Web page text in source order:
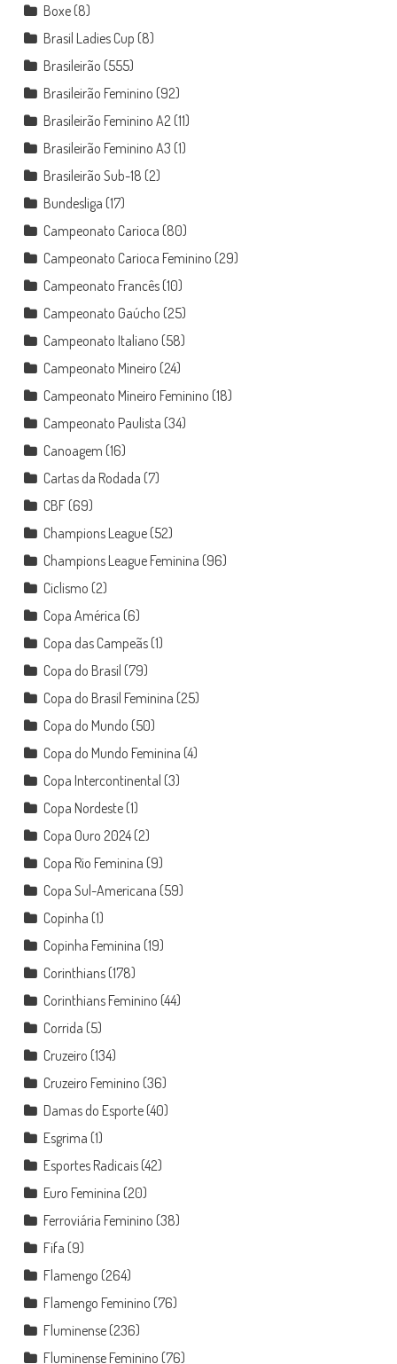
Boxe(8)
Brasil Ladies Cup (8)
Brasileirão (555)
Brasileirão Feminino (92)
Brasileirão Feminino A2 (11)
Brasileirão Feminino A3 (1)
Brasileirão Sub-18 (2)
Bundesliga (17)
Campeonato Carioca (80)
Campeonato Carioca Feminino (29)
Campeonato Francês(10)
Campeonato Gaúcho (25)
Campeonato Italiano (58)
Campeonato Mineiro (24)
Campeonato Mineiro Feminino (18)
Campeonato Paulista (34)
Canoagem (16)
Cartas da Rodada (7)
CBF(69)
Champions League(52)
Champions League Feminina (96)
Ciclismo (2)
Copa América (6)
Copa das Campeãs(1)
Copa do Brasil (79)
Copa do Brasil Feminina (25)
Copa do Mundo (50)
Copa do Mundo Feminina (4)
Copa Intercontinental (3)
Copa Nordeste(1)
Copa Ouro 2024(2)
Copa Rio Feminina (9)
Copa Sul-Americana (59)
Copinha (1)
Copinha Feminina (19)
Corinthians(178)
Corinthians Feminino (44)
Corrida (5)
Cruzeiro (134)
Cruzeiro Feminino (36)
Damas do Esporte(40)
Esgrima (1)
Esportes Radicais(42)
Euro Feminina (20)
Ferroviária Feminino (38)
Fifa (9)
Flamengo (264)
Flamengo Feminino (76)
Fluminense(236)
Fluminense Feminino (76)